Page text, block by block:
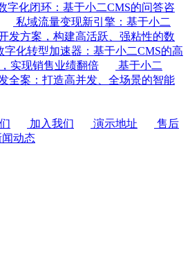
字化闭环：基于小二CMS的问答咨
私域流量变现新引擎：基于小二
发方案，构建高活跃、强粘性的数
字化转型加速器：基于小二CMS的高
实现销售业绩翻倍
基于小二
全案：打造高并发、全场景的智能
加入我们 演示地址
售后
闻动态